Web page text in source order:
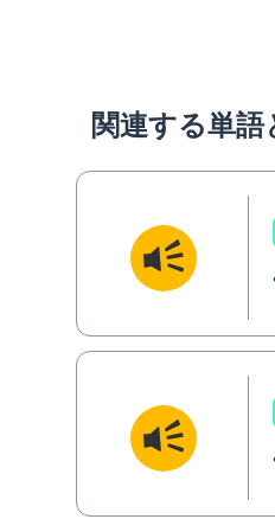
関連する単語